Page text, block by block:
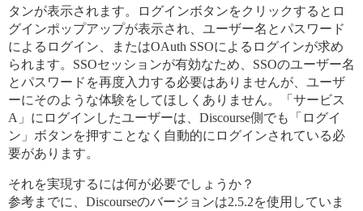
タンが表示されます。ログインボタンをクリックするとロ
グインポップアップが表示され、ユーザー名とパスワード
によるログイン、またはOAuth SSOによるログインが求め
られます。SSOセッションが有効なため、SSOのユーザー名
とパスワードを再度入力する必要はありませんが、ユーザ
ーにそのような体験をしてほしくありません。「サービス
A」にログインしたユーザーは、Discourse側でも「ログイ
ン」ボタンを押すことなく自動的にログインされている必
要があります。
それを実現するには何が必要でしょうか？
参考までに、Discourseのバージョンは2.5.2を使用していま